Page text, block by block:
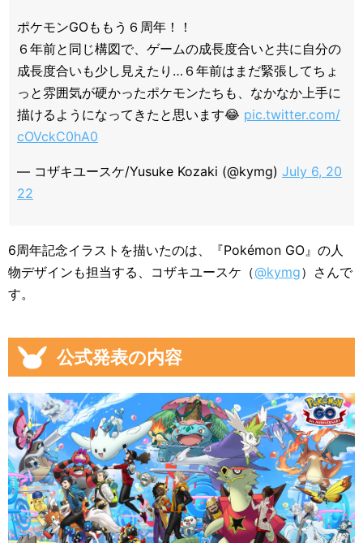
ポケモンGOももう６周年！！
６年前と同じ構図で、ゲームの成長度合いと共に自分の
成長度合いも少し見えたり…６年前はまだ緊張してちょ
っと雰囲気が硬かったポケモンたちも、なかなか上手に
描けるようになってきたと思います😂 pic.twitter.com/
cOVckC0hA0
— コザキユースケ/Yusuke Kozaki (@kymg) July 6, 20
22
6周年記念イラストを描いたのは、『Pokémon GO』の人
物デザインも担当する、コザキユースケ（@kymg）さんで
す。
公式発表の内容